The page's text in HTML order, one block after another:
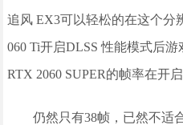
追风 EX3可以轻松的在这个分
060 Ti开启DLSS 性能模式后
RTX 2060 SUPER的帧率在开
仍然只有38帧，已然不适